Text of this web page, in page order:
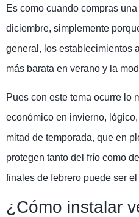
Es como cuando compras
diciembre, simplemente
general, los establecimientos
más barata en verano y la
Pues con este tema ocurre lo
económico en invierno,
mitad de temporada, que en
protegen tanto del frío como
finales de febrero puede ser
¿Cómo instalar